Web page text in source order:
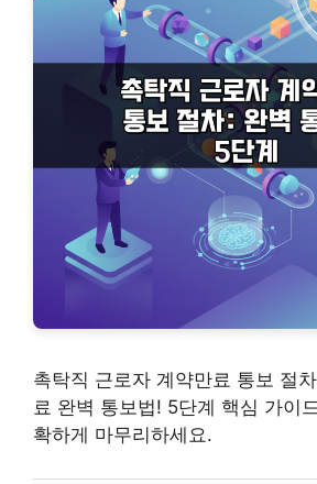
촉탁직 근로자 계약만료 통보 절
료 완벽 통보법! 5단계 핵심 가이
확하게 마무리하세요.